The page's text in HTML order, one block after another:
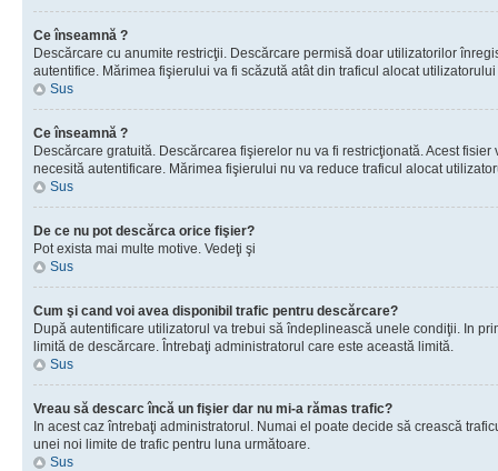
Ce înseamnă ?
Descărcare cu anumite restricţii. Descărcare permisă doar utilizatorilor
autentifice. Mărimea fişierului va fi scăzută atât din traficul alocat
Sus
Ce înseamnă ?
Descărcare gratuită. Descărcarea fişierelor nu va fi restricţionată. Acest
necesită autentificare. Mărimea fişierului nu va reduce traficul alocat
Sus
De ce nu pot descărca orice fişier?
Pot exista mai multe motive. Vedeţi şi
Sus
Cum şi cand voi avea disponibil trafic pentru descărcare?
După autentificare utilizatorul va trebui să îndeplinească unele condiţii. In
limită de descărcare. Întrebaţi administratorul care este această limită.
Sus
Vreau să descarc încă un fişier dar nu mi-a rămas trafic?
In acest caz întrebaţi administratorul. Numai el poate decide să crească
unei noi limite de trafic pentru luna următoare.
Sus